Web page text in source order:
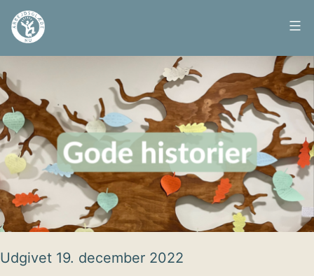
Fortsæt
Arbejdsglæde
Udgivet 19. december 2022